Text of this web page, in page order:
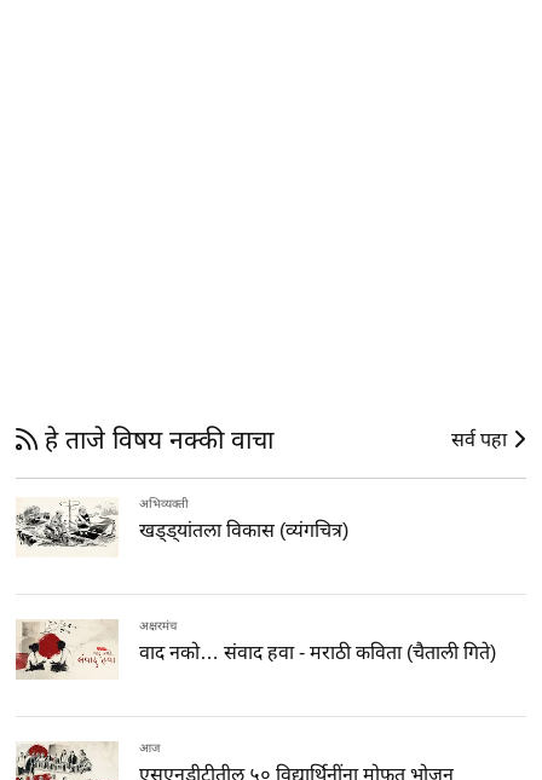
हे ताजे विषय नक्की वाचा सर्व पहा
अभिव्यक्ती
खड्ड्यांतला विकास (व्यंगचित्र)
अक्षरमंच
वाद नको… संवाद हवा - मराठी कविता (चैताली गिते)
आज
एसएनडीटीतील ५० विद्यार्थिनींना मोफत भोजन